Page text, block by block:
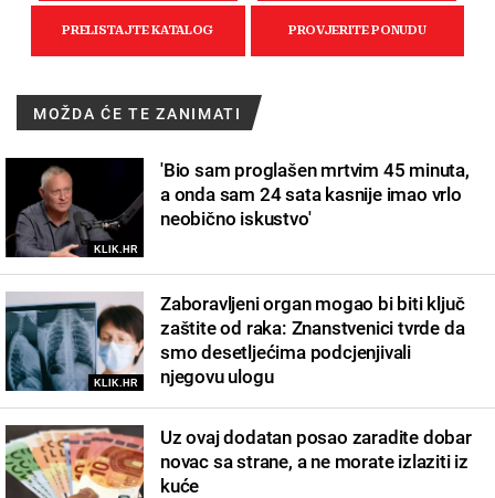
MOŽDA ĆE TE ZANIMATI
KLIK.HR
'Bio sam proglašen mrtvim 45 minuta,
a onda sam 24 sata kasnije imao vrlo
neobično iskustvo'
KLIK.HR
Zaboravljeni organ mogao bi biti ključ
zaštite od raka: Znanstvenici tvrde da
smo desetljećima podcjenjivali
njegovu ulogu
Uz ovaj dodatan posao zaradite dobar
novac sa strane, a ne morate izlaziti iz
kuće